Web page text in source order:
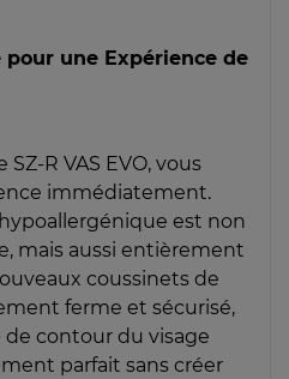
une Expérience de
R VAS EVO, vous
immédiatement.
est non
mais aussi entièrement
coussinets de
ferme et sécurisé,
contour du visage
parfait sans créer